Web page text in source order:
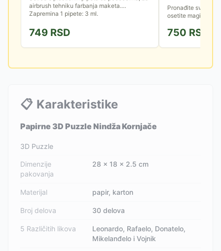
airbrush tehniku farbanja maketa.
Zapremina 1 pipete: 3 ml.
749 RSD
Pronađite svoj
osetite magiju u
idealne da
750 RSD
📋 Karakteristike
Papirne 3D Puzzle Nindža Kornjače
3D Puzzle
Dimenzije
pakovanja
28 x 18 x 2.5 cm
Materijal papir, karton
Broj delova 30 delova
5 Različitih likova
Leonardo, Rafaelo, Donatelo,
Mikelanđelo i Vojnik